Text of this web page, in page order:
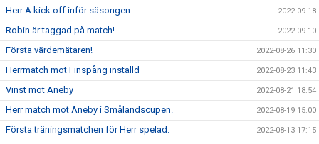
Herr A kick off inför säsongen. 2022-09-18
Robin är taggad på match! 2022-09-10
Första värdemätaren! 2022-08-26 11:30
Herrmatch mot Finspång inställd 2022-08-23 11:43
Vinst mot Aneby 2022-08-21 18:54
Herr match mot Aneby i Smålandscupen. 2022-08-19 15:00
Första träningsmatchen för Herr spelad. 2022-08-13 17:15